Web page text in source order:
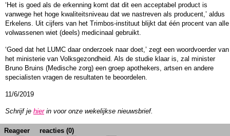
‘Het is goed als de erkenning komt dat dit een acceptabel product is
vanwege het hoge kwaliteitsniveau dat we nastreven als producent,’ aldus
Erkelens. Uit cijfers van het Trimbos-instituut blijkt dat één procent van alle
volwassenen wiet (deels) medicinaal gebruikt.
‘Goed dat het LUMC daar onderzoek naar doet,’ zegt een woordvoerder van
het ministerie van Volksgezondheid. Als de studie klaar is, zal minister
Bruno Bruins (Medische zorg) een groep apothekers, artsen en andere
specialisten vragen de resultaten te beoordelen.
11/6/2019
Schrijf je hierin voor onze wekelijkse nieuwsbrief.
Reageer
reacties (0)